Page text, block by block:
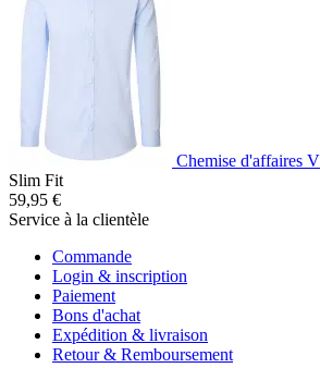
Chemise d'affaires
Slim Fit
59,95 €
Service à la clientèle
Commande
Login & inscription
Paiement
Bons d'achat
Expédition & livraison
Retour & Remboursement